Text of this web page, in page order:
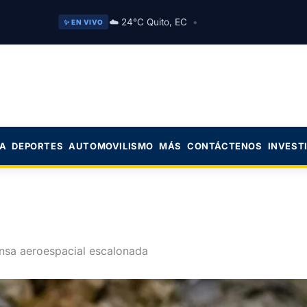
✨ EN VIVO ☁️ 24°C Quito, EC •
DEPORTES AUTOMOVILISMO MÁS CONTÁCTENOS
aeroespacial escalonada